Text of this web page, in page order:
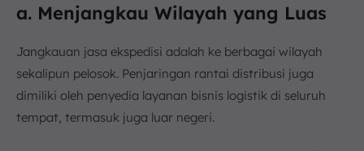
a. Menjangkau Wilayah yang Luas
Jangkauan jasa ekspedisi adalah ke berbagai wilayah
sekalipun pelosok. Penjaringan rantai distribusi juga
dimiliki oleh penyedia layanan bisnis logistik di seluruh
tempat, termasuk juga luar negeri.